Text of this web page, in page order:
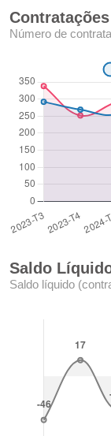
Número de
Saldo
Saldo líquido